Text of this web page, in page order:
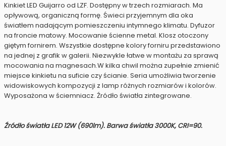
Kinkiet LED Guijarro od LZF. Dostępny w trzech rozmiarach. Ma
opływową, organiczną formę. Świeci przyjemnym dla oka
światłem nadającym pomieszczeniu intymnego klimatu. Dyfuzor
na froncie matowy. Mocowanie ścienne metal. Klosz otoczony
giętym fornirem. Wszystkie dostępne kolory forniru przedstawiono
na jednej z grafik w galerii. Niezwykle łatwe w montażu za sprawą
mocowania na magnesach.W kilka chwil można zupełnie zmienić
miejsce kinkietu na suficie czy ścianie. Seria umożliwia tworzenie
widowiskowych kompozycji z lamp różnych rozmiarów i kolorów.
Wyposażona w ściemniacz. Źródło światła zintegrowane.
Źródło światła LED 12W (690lm). Barwa światła 3000K, CRI=90.​